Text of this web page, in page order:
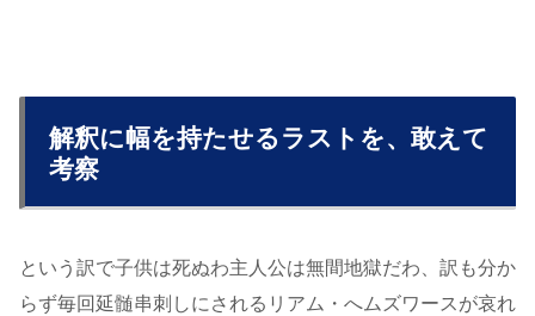
解釈に幅を持たせるラストを、敢えて
考察
という訳で子供は死ぬわ主人公は無間地獄だわ、訳も分か
らず毎回延髄串刺しにされるリアム・へムズワースが哀れ